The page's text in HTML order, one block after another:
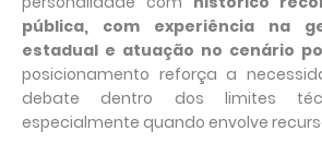
pública, com experiência na
estadual e atuação no cenário
posicionamento reforça a
debate dentro dos limites
especialmente quando envolve